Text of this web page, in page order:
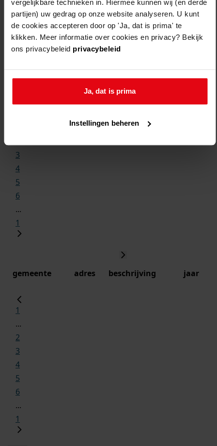
vergelijkbare technieken in. Hiermee kunnen wij (en derde
partijen) uw gedrag op onze website analyseren. U kunt
de cookies accepteren door op 'Ja, dat is prima' te
klikken. Meer informatie over cookies en privacy? Bekijk
ons privacybeleid privacybeleid
Ja, dat is prima
Instellingen beheren
3
4
5
6
...
1
gemeente adres beschrijving jaar
1
...
2
3
4
5
6
...
1